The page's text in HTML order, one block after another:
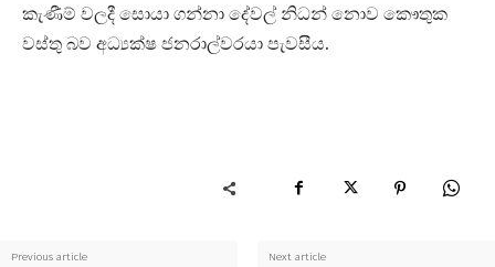
කැණීම් වලදී සොයා ගන්නා දේවල් නිධන් නොව කෞතුක
වස්තු බව අධ්‍යක්ෂ ජනරාල්වරයා පැවසීය.
Previous article Next article